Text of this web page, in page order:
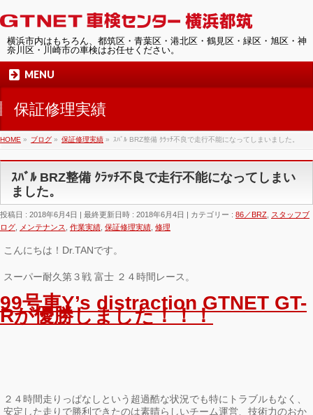
横浜市内はもちろん、都筑区・青葉区・港北区・鶴見区・緑区・旭区・神
奈川区・川崎市の車検はお任せください。
MENU
保証修理実績
HOME » ブログ » 保証修理実績 » ｽﾊﾞﾙ BRZ整備 ｸﾗｯﾁ不良で走行不能になってしまいました。
ｽﾊﾞﾙ BRZ整備 ｸﾗｯﾁ不良で走行不能になってしまい
ました。
投稿日 : 2018年6月4日 最終更新日時 : 2018年6月4日 カテゴリー : 86／BRZ スタッフブ
ログ
メンテナンス 作業実績 保証修理実績 修理
こんにちは！Dr.TANです。
スーパー耐久第３戦 富士 ２４時間レース。
99号車Y’s distraction GTNET GT-
Rが優勝しました！！！
２４時間走りっぱなしという超過酷な状況でも特にトラブルもなく、
安定した走りで勝利できたのは素晴らしいチーム運営、技術力のおか